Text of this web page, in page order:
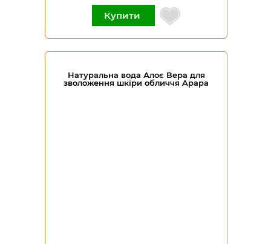
Купити
Натуральна вода Алоє Вера для
зволоження шкіри обличчя Apapa